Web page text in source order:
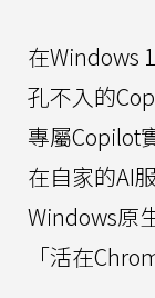
在Windows
孔不入的
專屬Copilot
在自家的AI
Windows原
「活在